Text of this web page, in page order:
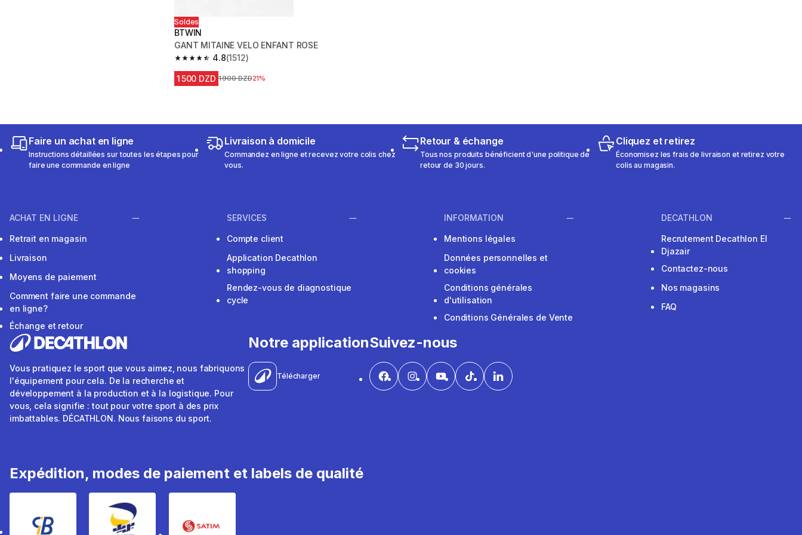
Soldes
BTWIN
GANT MITAINE VELO ENFANT ROSE
4.8
4.8 out of 5 stars from 1512 reviews
(1512)
1 500 DZD Prix avant la réduction
1 900 DZD21%
Faire un achat en ligne
Instructions détaillées sur toutes les étapes pour
faire une commande en ligne
Livraison à domicile
Commandez en ligne et recevez votre colis chez
vous.
Retour & échange
Tous nos produits bénéficient d'une politique de
retour de 30 jours.
Cliquez et retirez
Économisez les frais de livraison et retirez votre
colis au magasin.
ACHAT EN LIGNE
Retrait en magasin
Livraison
Moyens de paiement
Comment faire une commande
en ligne?
Échange et retour
SERVICES
Compte client
Application Decathlon
shopping
Rendez-vous de diagnostique
cycle
INFORMATION
Mentions légales
Données personnelles et
cookies
Conditions générales
d'utilisation
Conditions Générales de Vente
DECATHLON
Recrutement Decathlon El
Djazair
Contactez-nous
Nos magasins
FAQ
Vous pratiquez le sport que vous aimez, nous fabriquons
l'équipement pour cela. De la recherche et
développement à la production et à la logistique. Pour
vous, cela signifie : tout pour votre sport à des prix
imbattables. DÉCATHLON. Nous faisons du sport.
Notre application
Télécharger
Suivez-nous
Expédition, modes de paiement et labels de qualité